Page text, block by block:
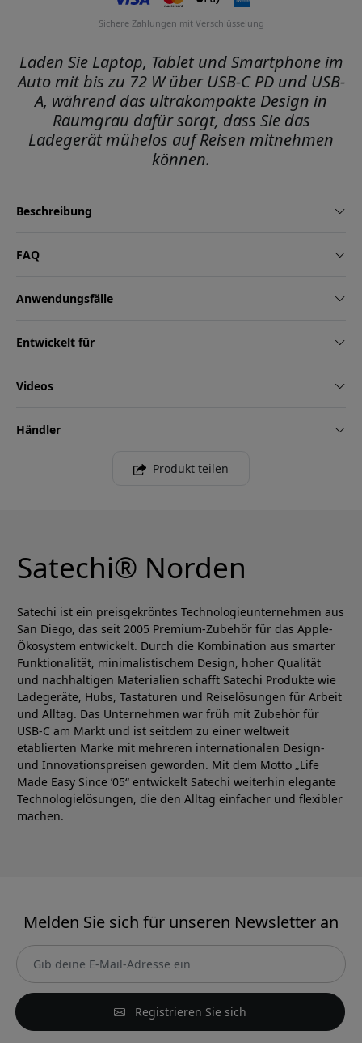
Sichere Zahlungen mit Verschlüsselung
Laden Sie Laptop, Tablet und Smartphone im
Auto mit bis zu 72 W über USB-C PD und USB-
A, während das ultrakompakte Design in
Raumgrau dafür sorgt, dass Sie das
Ladegerät mühelos auf Reisen mitnehmen
können.
Beschreibung
FAQ
Anwendungsfälle
Entwickelt für
Videos
Händler
Produkt teilen
Satechi® Norden
Satechi ist ein preisgekröntes Technologieunternehmen aus
San Diego, das seit 2005 Premium-Zubehör für das Apple-
Ökosystem entwickelt. Durch die Kombination aus smarter
Funktionalität, minimalistischem Design, hoher Qualität
und nachhaltigen Materialien schafft Satechi Produkte wie
Ladegeräte, Hubs, Tastaturen und Reiselösungen für Arbeit
und Alltag. Das Unternehmen war früh mit Zubehör für
USB-C am Markt und ist seitdem zu einer weltweit
etablierten Marke mit mehreren internationalen Design-
und Innovationspreisen geworden. Mit dem Motto „Life
Made Easy Since ’05“ entwickelt Satechi weiterhin elegante
Technologielösungen, die den Alltag einfacher und flexibler
machen.
Melden Sie sich für unseren Newsletter an
Registrieren Sie sich